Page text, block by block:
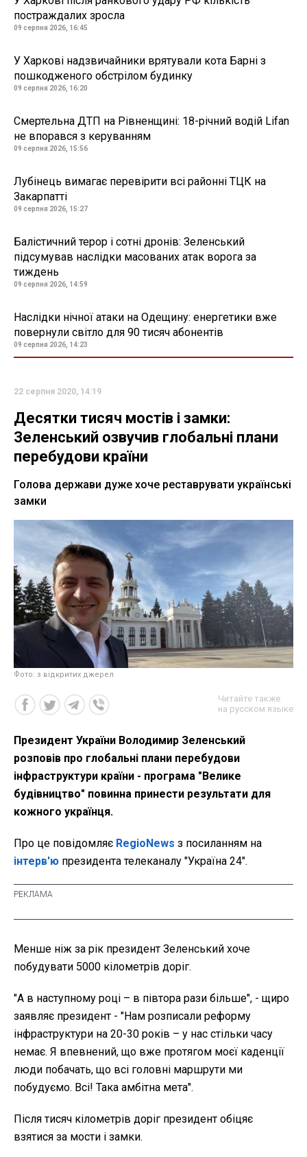
постраждалих зросла
09 серпня 2026, 16:45
У Харкові надзвичайники врятували кота Барні з
пошкодженого обстрілом будинку
09 серпня 2026, 16:20
Смертельна ДТП на Рівненщині: 18-річний водій Lifan
не впорався з керуванням
09 серпня 2026, 15:56
Лубінець вимагає перевірити всі районні ТЦК на
Закарпатті
09 серпня 2026, 15:27
Балістичний терор і сотні дронів: Зеленський
підсумував наслідки масованих атак ворога за
тиждень
09 серпня 2026, 14:59
Наслідки нічної атаки на Одещину: енергетики вже
повернули світло для 90 тисяч абонентів
09 серпня 2026, 14:23
22 серпня 2020, 14:19
Десятки тисяч мостів і замки:
Зеленський озвучив глобальні плани
перебудови країни
Голова держави дуже хоче реставрувати українські
замки
Фото: з відкритих джерел
Читайте также
на русском языке
Президент України Володимир Зеленський
розповів про глобальні плани перебудови
інфраструктури країни - програма "Велике
будівництво" повинна принести результати для
кожного українця.
Про це повідомляє RegioNews з посиланням на
інтерв'ю президента телеканалу "Україна 24".
Менше ніж за рік президент Зеленський хоче
побудувати 5000 кілометрів доріг.
"А в наступному році – в півтора рази більше", - щиро
заявляє президент - "Нам розписали реформу
інфраструктури на 20-30 років – у нас стільки часу
немає. Я впевнений, що вже протягом моєї каденції
люди побачать, що всі головні маршрути ми
побудуємо. Всі! Така амбітна мета".
Після тисяч кілометрів доріг президент обіцяє
взятися за мости і замки.